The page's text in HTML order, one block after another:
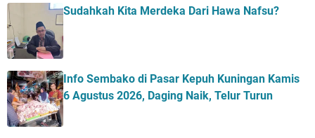
Sudahkah Kita Merdeka Dari Hawa Nafsu?
Info Sembako di Pasar Kepuh Kuningan Kamis
6 Agustus 2026, Daging Naik, Telur Turun